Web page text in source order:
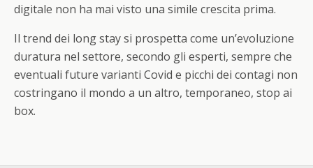
digitale non ha mai visto una simile crescita prima.
Il trend dei long stay si prospetta come un’evoluzione
duratura nel settore, secondo gli esperti, sempre che
eventuali future varianti Covid e picchi dei contagi non
costringano il mondo a un altro, temporaneo, stop ai
box.